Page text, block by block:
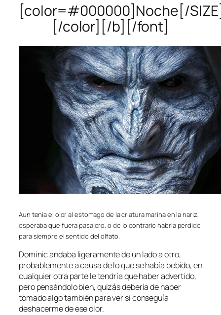
[color=#000000]Noche[/
[/color][/b][/font]
Aun tenía el olor al estomago de la criatura marina en la nariz,
esperaba que fuera pasajero, o de lo contrario habría perdido
para siempre elsentido del olfato.
Dominic andaba ligeramente de un lado a otro,
probablemente a causa de lo que se había bebido, en
cualquier otra parte le tendría que haber advertido,
pero pensándolo bien, quizás debería de haber
tomado algo también para ver si conseguía
deshacerme de ese olor.